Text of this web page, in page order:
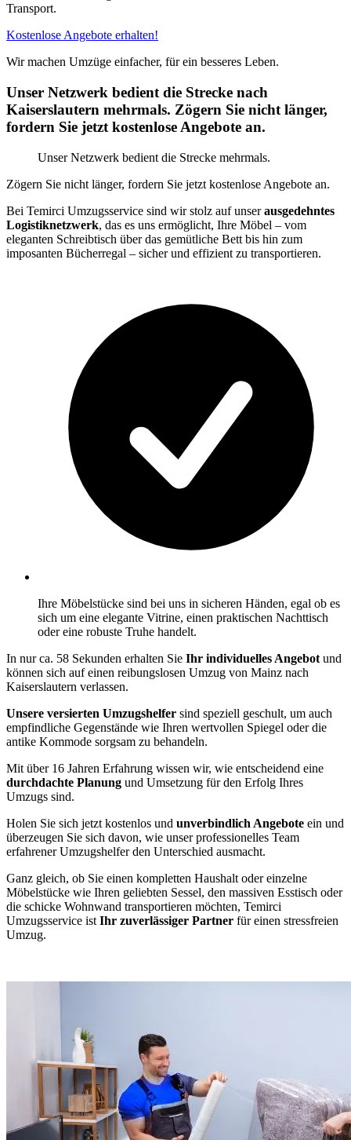
Transport.
Kostenlose Angebote erhalten!
Wir machen Umzüge einfacher, für ein besseres Leben.
Unser Netzwerk bedient die Strecke nach
Kaiserslautern mehrmals. Zögern Sie nicht länger,
fordern Sie jetzt kostenlose Angebote an.
Unser Netzwerk bedient die Strecke mehrmals.
Zögern Sie nicht länger, fordern Sie jetzt kostenlose Angebote an.
Bei Temirci Umzugsservice sind wir stolz auf unserausgedehntes
Logistiknetzwerk, das es uns ermöglicht, Ihre Möbel – vom
eleganten Schreibtisch über das gemütliche Bett bis hin zum
imposanten Bücherregal – sicher und effizient zu transportieren.
Ihre Möbelstücke sind bei uns in sicheren Händen, egal ob es
sich um eine elegante Vitrine, einen praktischen Nachttisch
oder eine robuste Truhe handelt.
In nur ca. 58 Sekunden erhalten Sie Ihr individuelles Angebot und
können sich auf einen reibungslosen Umzug von Mainz nach
Kaiserslautern verlassen.
Unsere versierten Umzugshelfer sind speziell geschult, um auch
empfindliche Gegenstände wie Ihren wertvollen Spiegel oder die
antike Kommode sorgsam zu behandeln.
Mit über 16 Jahren Erfahrung wissen wir, wie entscheidend eine
durchdachte Planung und Umsetzung für den Erfolg Ihres
Umzugs sind.
Holen Sie sich jetzt kostenlos und unverbindlich Angebote ein und
überzeugen Sie sich davon, wie unser professionelles Team
erfahrener Umzugshelfer den Unterschied ausmacht.
Ganz gleich, ob Sie einen kompletten Haushalt oder einzelne
Möbelstücke wie Ihren geliebten Sessel, den massiven Esstisch oder
die schicke Wohnwand transportieren möchten, Temirci
Umzugsservice ist Ihr zuverlässiger Partner für einen stressfreien
Umzug.